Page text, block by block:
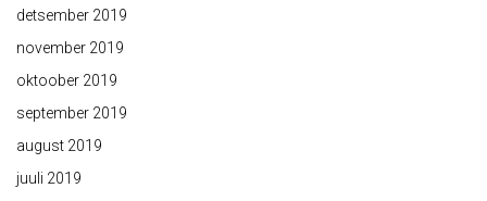
detsember 2019
november 2019
oktoober 2019
september 2019
august 2019
juuli 2019